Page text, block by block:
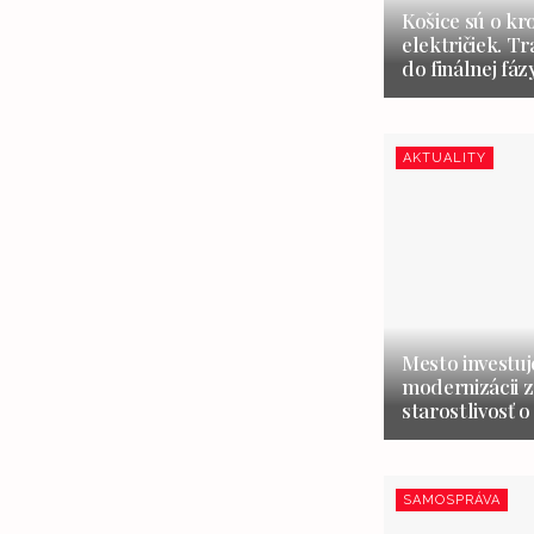
Košice sú o
električiek.
do finálnej
AKTUALITY
Mesto
modernizácii
starostlivosť
SAMOSPRÁVA